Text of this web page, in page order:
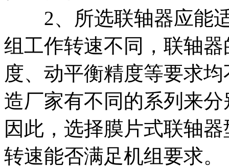
2、所选联轴器应能适
组工作转速不同，联轴
度、动平衡精度等要求
造厂家有不同的系列来
因此，选择膜片式联轴
转速能否满足机组要求。